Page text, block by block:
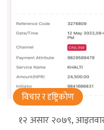
विचार र दृष्ट्रिकोण
१२ असार २०७९,